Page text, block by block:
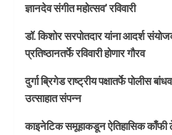
ज्ञानदेव संगीत महोत्सव’ रविवारी
डॉ. किशोर सरपोतदार यांना आदर्श
प्रतिष्ठानतर्फे रविवारी होणार गौरव
दुर्गा ब्रिगेड राष्ट्रीय पक्षातर्फे पोलीस
उत्साहात संपन्न
काइनेटिक समूहाकडून ऐतिहासिक